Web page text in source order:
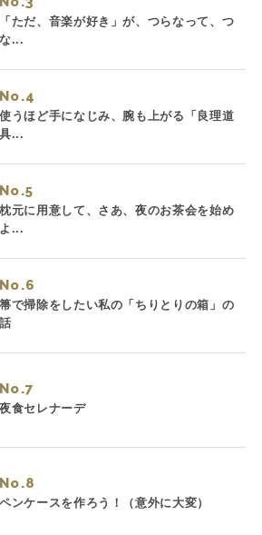
「ただ、音楽が好き」が、つらなって、つ
な...
No.
使うほど手になじみ、腕も上がる「良理道
具...
No.
枕元に用意して、さあ、夜のお茶会を始め
よ...
No.
箒で掃除をしたい私の「ちりとりの箱」の
話
No.
夜食セレナーデ
No.
ペンケースを作ろう！（意外に大変）